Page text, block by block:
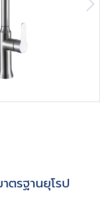
ตรฐานยุโรป